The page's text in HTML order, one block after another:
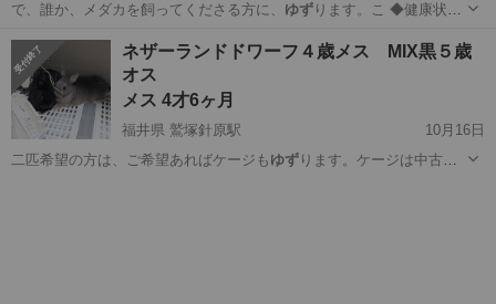
で、誰か、メダカを飼ってくださる方に、 ゆずります。こ ◆健康状態
東京 板橋区 その他 メダカ
ネザーランドドワーフ４歳メス MIX黒５歳
オス
メス 4才6ヶ月
福井県 鷲塚針原駅
10月16日
二匹希望の方は、ご希望あればケージも ゆずります。ケージは中古品